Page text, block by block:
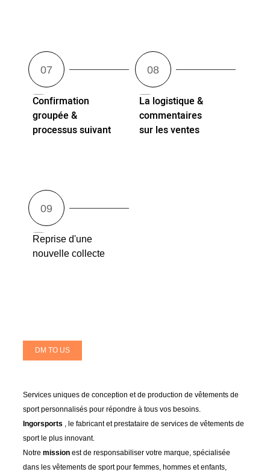
Confirmation
groupée &
processus suivant
La logistique &
commentaires
sur les ventes
Reprise d'une
nouvelle collecte
DM TO US
Services uniques de conception et de production de vêtements de
sport personnalisés pour répondre à tous vos besoins.
Ingorsports
, le fabricant et prestataire de services de vêtements de
sport le plus innovant.
Notremissionest de responsabiliser votre marque, spécialisée
dans les vêtements de sport pour femmes, hommes et enfants,